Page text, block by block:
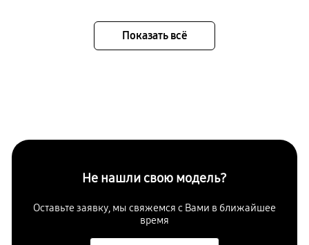
Показать всё
Не нашли свою модель?
Оставьте заявку, мы свяжемся с Вами в ближайшее
время